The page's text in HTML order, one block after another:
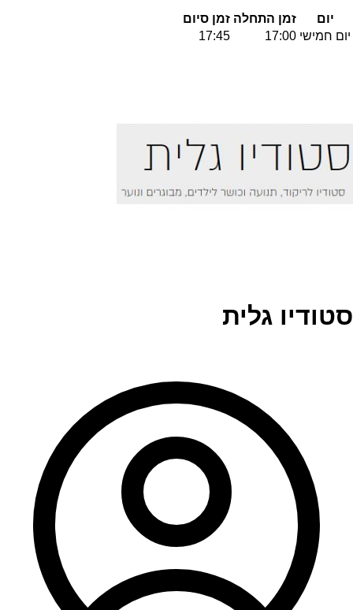
יום זמן התחלה זמן סיום
יום חמישי 17:00
17:45
סטודיו גלית